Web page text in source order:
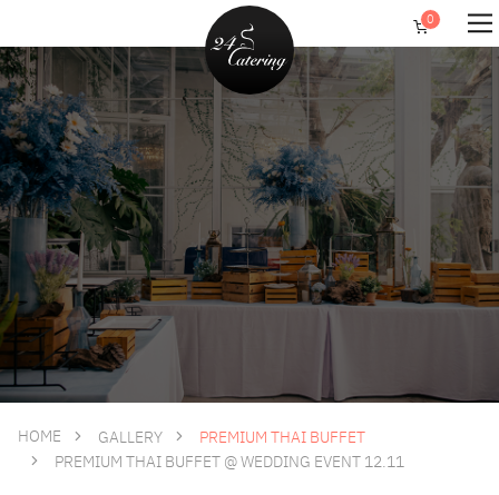
HOME GALLERY
PREMIUM THAI BUFFET
PREMIUM THAI BUFFET @ WEDDING EVENT 12.11